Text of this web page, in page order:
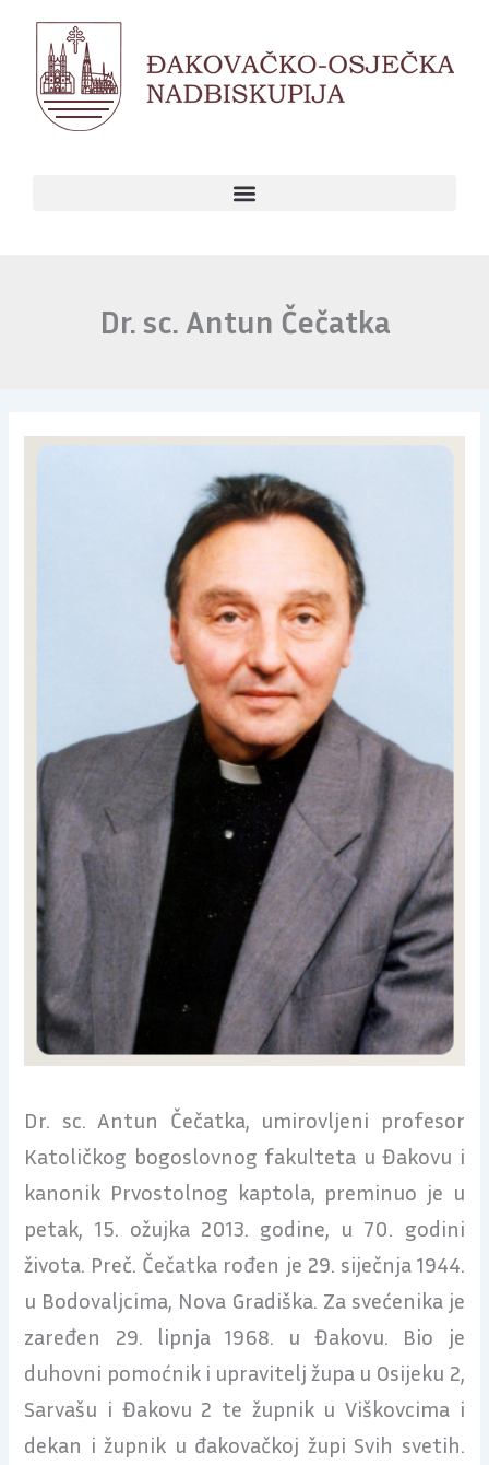
content
Dr. sc. Antun Čečatka
Dr. sc. Antun Čečatka, umirovljeni profesor
Katoličkog bogoslovnog fakulteta u Đakovu i
kanonik Prvostolnog kaptola, preminuo je u
petak, 15. ožujka 2013. godine, u 70. godini
života. Preč. Čečatka rođen je 29. siječnja 1944.
u Bodovaljcima, Nova Gradiška. Za svećenika je
zaređen 29. lipnja 1968. u Đakovu. Bio je
duhovni pomoćnik i upravitelj župa u Osijeku 2,
Sarvašu i Đakovu 2 te župnik u Viškovcima i
dekan i župnik u đakovačkoj župi Svih svetih.